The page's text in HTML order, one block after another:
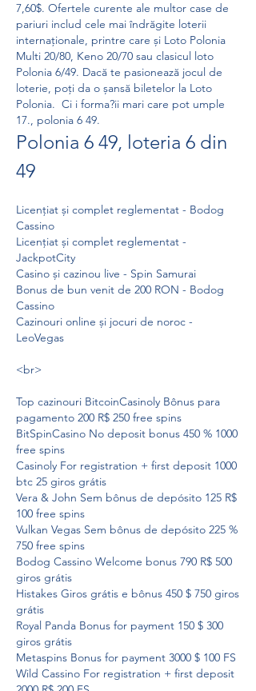
7,60$. Ofertele curente ale multor case de
pariuri includ cele mai îndrăgite loterii
internaționale, printre care și Loto Polonia
Multi 20/80, Keno 20/70 sau clasicul loto
Polonia 6/49. Dacă te pasionează jocul de
loterie, poți da o șansă biletelor la Loto
Polonia.  Ci i forma?ii mari care pot umple
17., polonia 6 49.
Polonia 6 49, loteria 6 din
49
Licențiat și complet reglementat - Bodog
Cassino
Licențiat și complet reglementat -
JackpotCity
Casino și cazinou live - Spin Samurai
Bonus de bun venit de 200 RON - Bodog
Cassino
Cazinouri online și jocuri de noroc -
LeoVegas
<br>
Top cazinouri BitcoinCasinoly Bônus para
pagamento 200 R$ 250 free spins
BitSpinCasino No deposit bonus 450 % 1000
free spins
Casinoly For registration + first deposit 1000
btc 25 giros grátis
Vera & John Sem bônus de depósito 125 R$
100 free spins
Vulkan Vegas Sem bônus de depósito 225 %
750 free spins
Bodog Cassino Welcome bonus 790 R$ 500
giros grátis
Histakes Giros grátis e bônus 450 $ 750 giros
grátis
Royal Panda Bonus for payment 150 $ 300
giros grátis
Metaspins Bonus for payment 3000 $ 100 FS
Wild Cassino For registration + first deposit